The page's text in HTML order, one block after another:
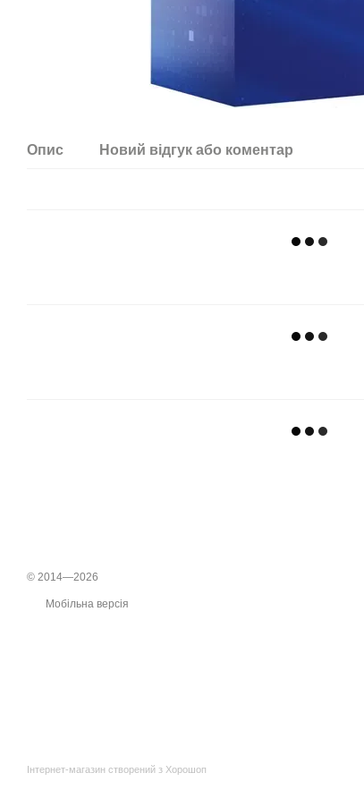
Опис Новий відгук або коментар
© 2014—2026
Мобільна версія
Інтернет-магазин створений з Хорошоп